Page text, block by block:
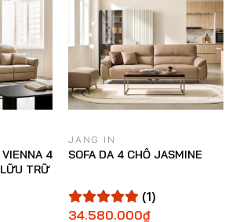
4
TRỮ
JANG IN
SOFA DA 4 CHỖ JASMINE
(1)
34.580.000₫